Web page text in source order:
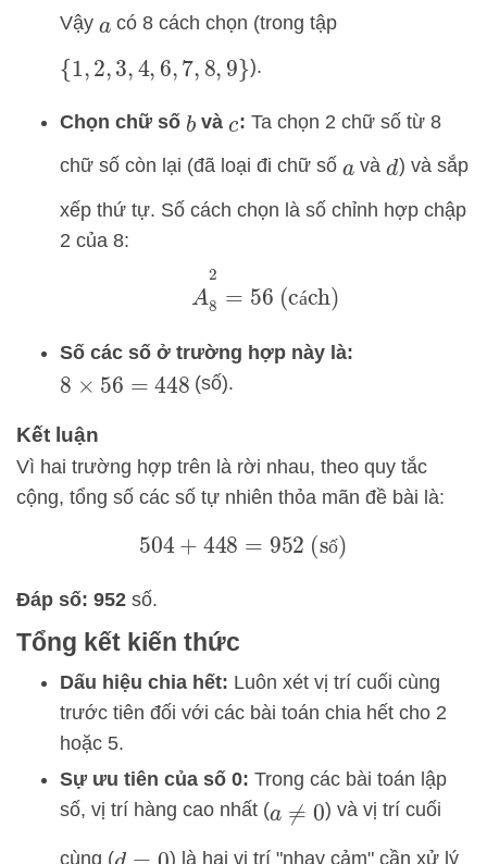
Vậy a có 8 cách chọn (trong tập
{1,2,3,4,6 ,7 ,8, 9} ).
Chọn chữ số b vàc: Ta chọn 2 chữ số từ 8
chữ số còn lại (đã loại đi chữ số a vàd) và sắp
xếp thứ tự. Số cách chọn là số chỉnh hợp chập
2 của 8:
á
A8 56(cách)
Số các số ở trường hợp này là:
8 ×56= 448 (số).
Kết luận
Vì hai trường hợp trên là rời nhau, theo quy tắc
cộng, tổng số các số tự nhiên thỏa mãn đề bài là:
ố
504+ 448 =952(số)
Đáp số: 952 số.
Tổng kết kiến thức
Dấu hiệu chia hết: Luôn xét vị trí cuối cùng
trước tiên đối với các bài toán chia hết cho 2
hoặc 5.
Sự ưu tiên của số 0: Trong các bài toán lập
số, vị trí hàng cao nhất (a ≠0 ) và vị trí cuối
cùng ( ) là hai vị trí "nhạy cảm" cần xử lý